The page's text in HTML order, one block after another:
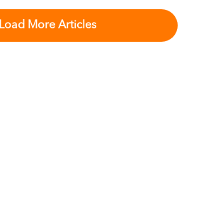
Load More Articles